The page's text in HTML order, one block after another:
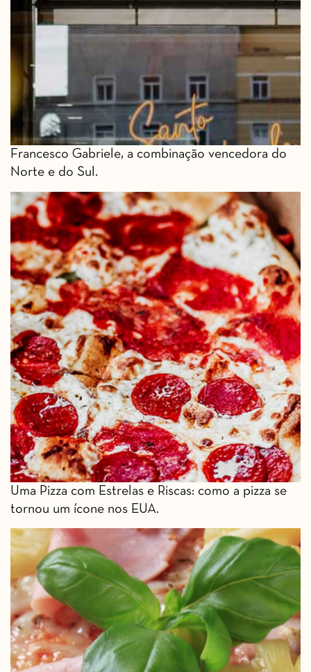
Francesco Gabriele, a combinação vencedora do
Norte e do Sul.
Uma Pizza com Estrelas e Riscas: como a pizza se
tornou um ícone nos EUA.